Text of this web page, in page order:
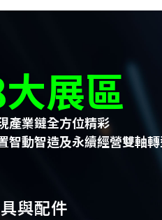
展區
產業鏈全方位精彩
智動智造及永續經營雙軸
與配件